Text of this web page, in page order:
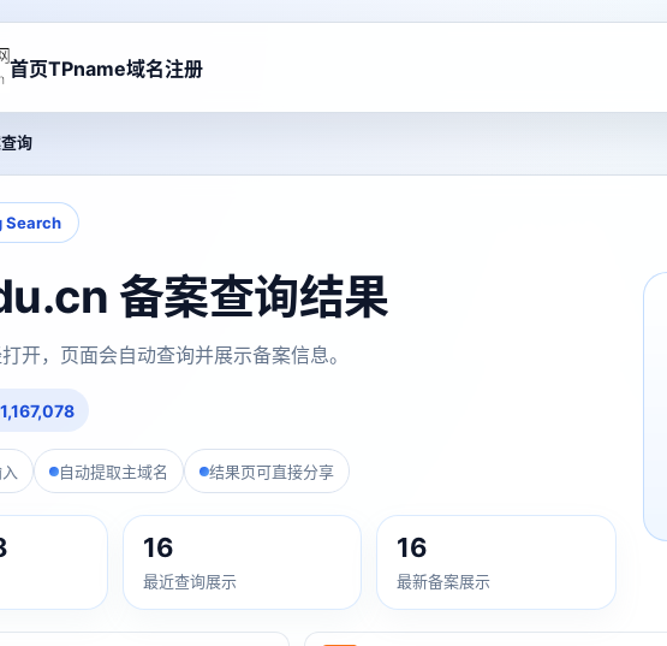
首页TPname域名注册
询
Search
备案查询结果
开，页面会自动查询并展示备案信息。
自动提取主域名 结果页可直接分享
16
最近查询展示
16
最新备案展示